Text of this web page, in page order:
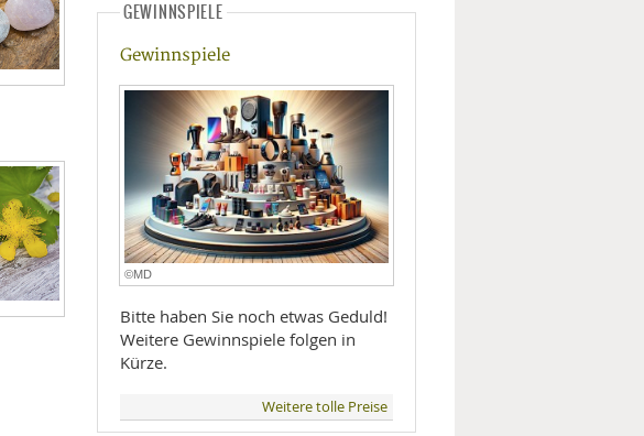
GEWINNSPIELE
Gewinnspiele
©MD
Bitte haben Sie noch etwas Geduld!
Weitere Gewinnspiele folgen in
Kürze.
Weitere tolle Preise